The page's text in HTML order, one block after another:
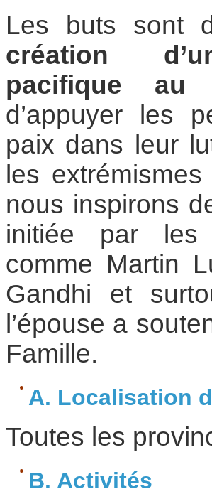
Les buts sont
création
pacifique au
d’appuyer les
paix dans leur
les
nous inspirons
initiée par les
comme Martin
Gandhi et
l’épouse a
Famille.
A. Localisation
Toutes les
B. Activités